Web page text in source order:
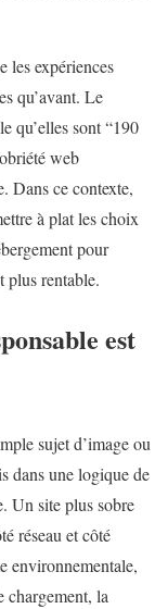
les expériences
qu’avant. Le
qu’elles sont “190
web
Dans ce contexte,
à plat les choix
pour
plus rentable.
est
sujet d’image ou
dans une logique de
Un site plus sobre
réseau et côté
environnementale,
chargement, la